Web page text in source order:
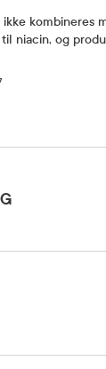
kombineres
niacin, og